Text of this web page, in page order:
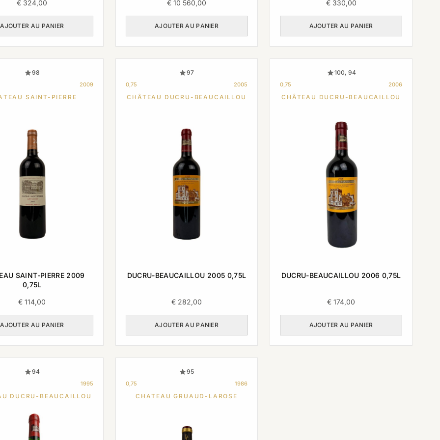
€ 324,00
AJOUTER AU PANIER
€10 560,00
AJOUTER AU PANIER
€330,00
AJOUTER AU PANIER
98
2009
SAINT-PIERRE
SAINT-PIERRE 2009
0,75L
€ 114,00
AJOUTER AU PANIER
97
0,75 2005
CHÂTEAU DUCRU-BEAUCAILLOU
DUCRU-BEAUCAILLOU 2005 0,75L
€282,00
AJOUTER AU PANIER
100, 94
0,75 2006
CHÂTEAU DUCRU-BEAUCAILLOU
DUCRU-BEAUCAILLOU 2006 0,75L
€ 174,00
AJOUTER AU PANIER
94
1995
DUCRU-BEAUCAILLOU
95
0,75 1986
CHATEAU GRUAUD-LAROSE